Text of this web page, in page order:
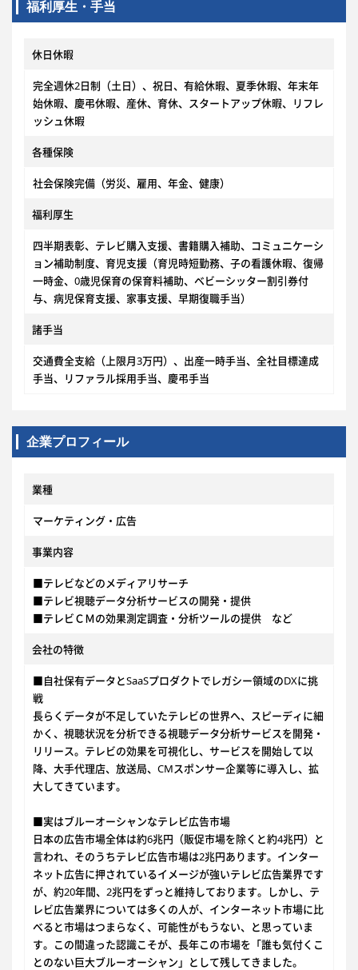
福利厚生・手当
休日休暇
完全週休2日制（土日）、祝日、有給休暇、夏季休暇、年末年
始休暇、慶弔休暇、産休、育休、スタートアップ休暇、リフレ
ッシュ休暇
各種保険
社会保険完備（労災、雇用、年金、健康）
福利厚生
四半期表彰、テレビ購入支援、書籍購入補助、コミュニケーシ
ョン補助制度、育児支援（育児時短勤務、子の看護休暇、復帰
一時金、0歳児保育の保育料補助、ベビーシッター割引券付
与、病児保育支援、家事支援、早期復職手当）
諸手当
交通費全支給（上限月3万円）、出産一時手当、全社目標達成
手当、リファラル採用手当、慶弔手当
企業プロフィール
業種
マーケティング・広告
事業内容
■テレビなどのメディアリサーチ
■テレビ視聴データ分析サービスの開発・提供
■テレビＣＭの効果測定調査・分析ツールの提供 など
会社の特徴
■自社保有データとSaaSプロダクトでレガシー領域のDXに挑
戦
長らくデータが不足していたテレビの世界へ、スピーディに細
かく、視聴状況を分析できる視聴データ分析サービスを開発・
リリース。テレビの効果を可視化し、サービスを開始して以
降、大手代理店、放送局、CMスポンサー企業等に導入し、拡
大してきています。
■実はブルーオーシャンなテレビ広告市場
日本の広告市場全体は約6兆円（販促市場を除くと約4兆円）と
言われ、そのうちテレビ広告市場は2兆円あります。インター
ネット広告に押されているイメージが強いテレビ広告業界です
が、約20年間、2兆円をずっと維持しております。しかし、テ
レビ広告業界については多くの人が、インターネット市場に比
べると市場はつまらなく、可能性がもうない、と思っていま
す。この間違った認識こそが、長年この市場を「誰も気付くこ
とのない巨大ブルーオーシャン」として残してきました。